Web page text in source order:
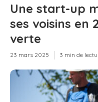
Une start-up
ses voisins en
verte
23 mars 2025 3 min de